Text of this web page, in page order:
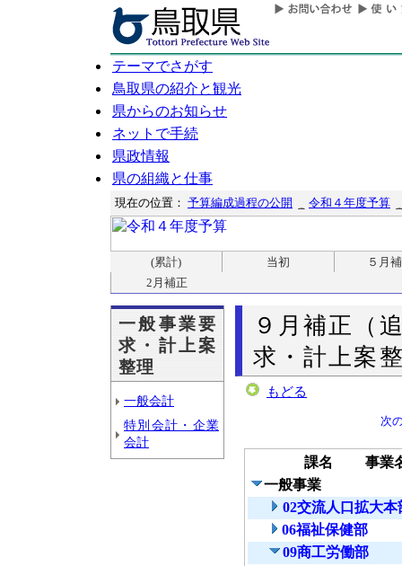
テーマでさがす
鳥取県の紹介と観光
県からのお知らせ
ネットで手続
県政情報
県の組織と仕事
現在の位置： 予算編成過程の公開 令和４年度予算
(累計) 当初
５月
2月補正
一般事業要
求・計上案
整理
一般会計
特別会計・企業
会計
９月補正（
求・計上案
もどる
次
課名
事業
一般事業
02交流人口拡大本
06福祉保健部
09商工労働部